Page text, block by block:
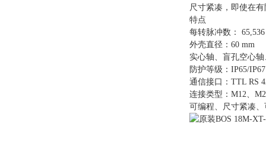
尺寸紧凑，即使在
特点
每转脉冲数：
外壳直径：60 mm
实心轴、盲孔空心
防护等级：IP65/IP67
通信接口：TTL RS
连接类型：M12、
可编程、尺寸紧凑